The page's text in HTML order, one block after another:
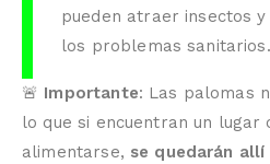
pueden atraer insectos
los problemas sanitarios.
🚨 Importante: Las palomas
lo que si encuentran un lugar
alimentarse, se quedarán